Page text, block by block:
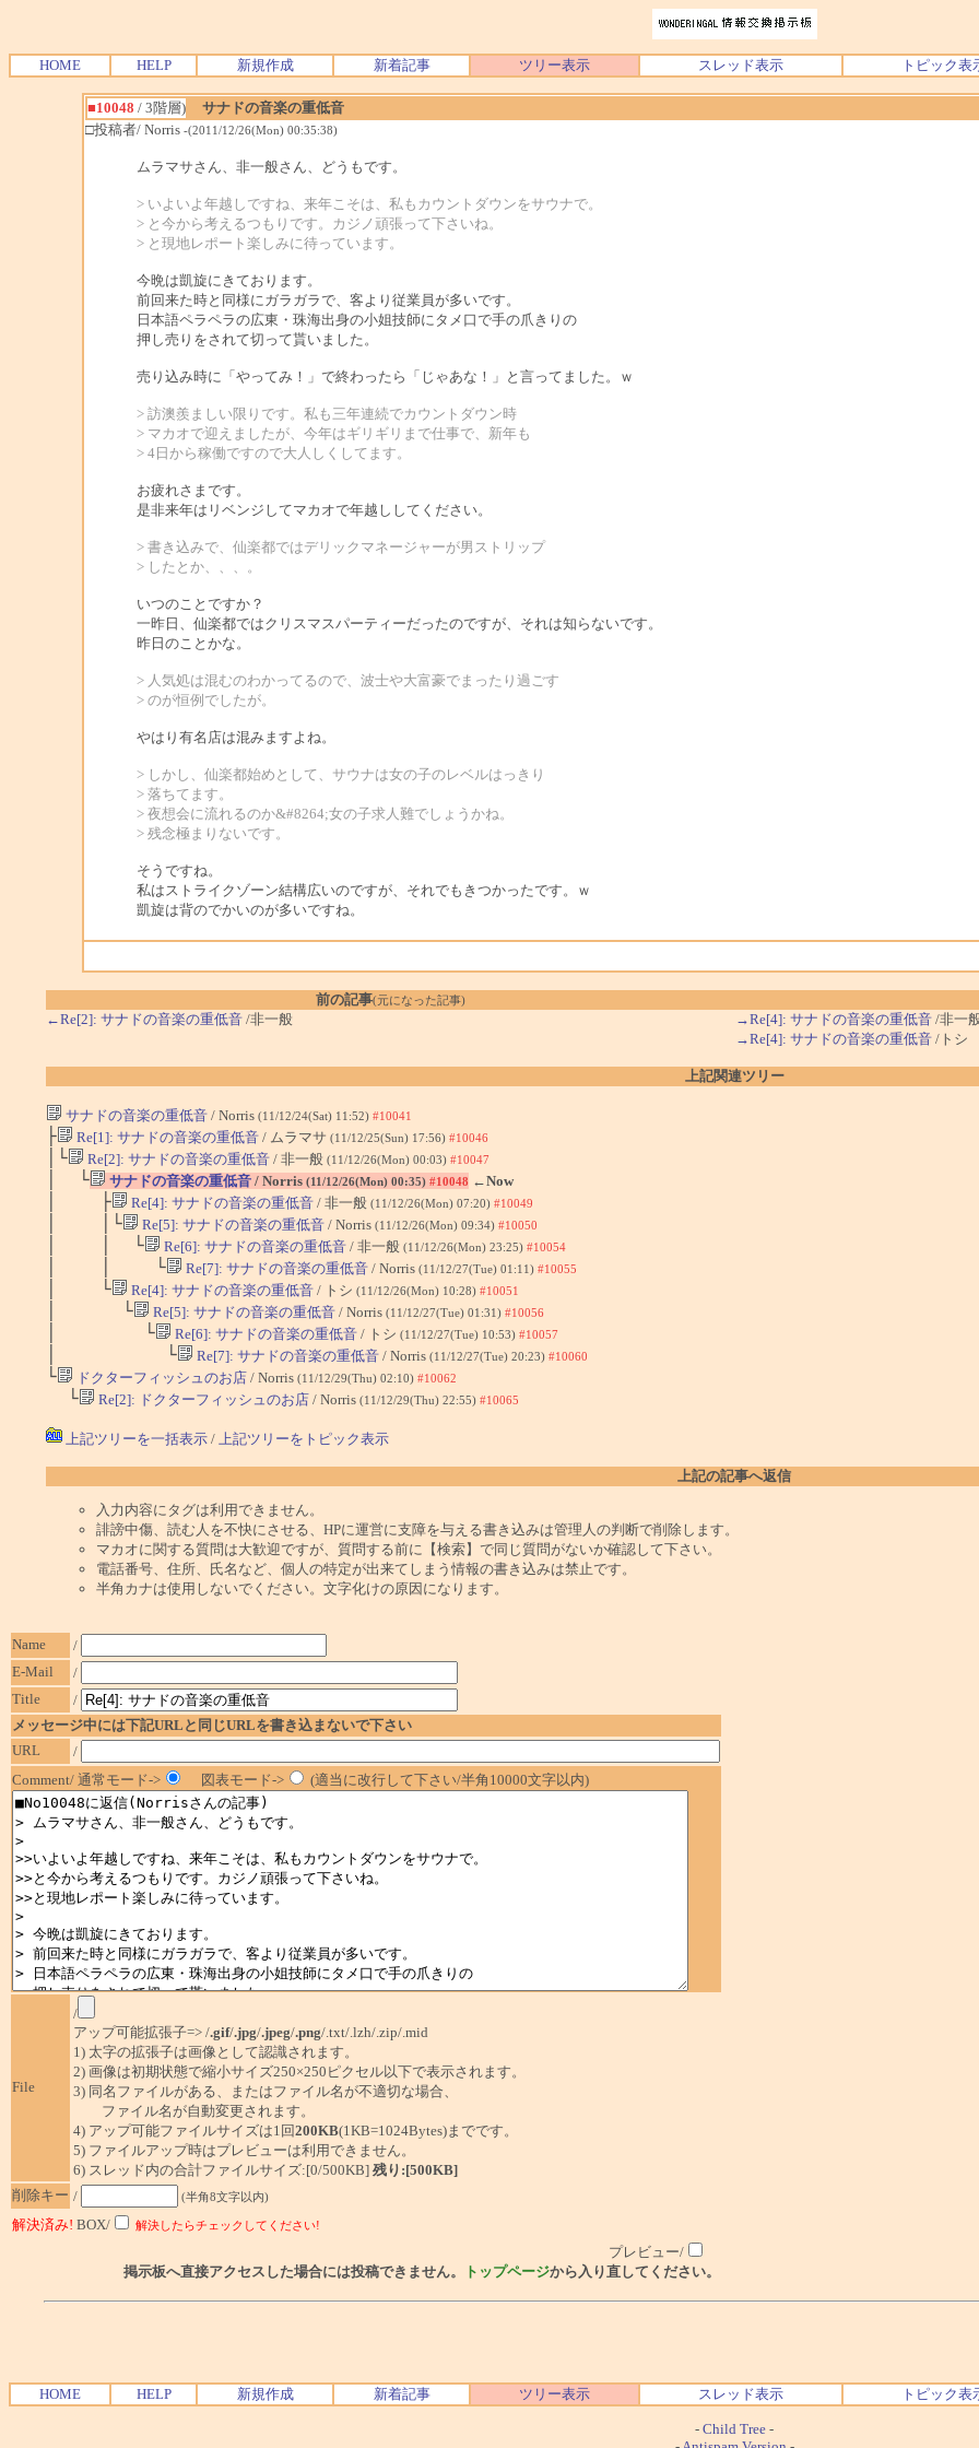
HOME HELP 新規作成 新着記事 ツリー表示 スレッド表示 トピック表
■10048 / 3階層)
サナドの音楽の重低音
□投稿者/ Norris -(2011/12/26(Mon) 00:35:38)
ムラマサさん、非一般さん、どうもです。
> いよいよ年越しですね、来年こそは、私もカウントダウンをサウナで。
> と今から考えるつもりです。カジノ頑張って下さいね。
> と現地レポート楽しみに待っています。
今晩は凱旋にきております。
前回来た時と同様にガラガラで、客より従業員が多いです。
日本語ペラペラの広東・珠海出身の小姐技師にタメ口で手の爪きりの
押し売りをされて切って貰いました。
売り込み時に「やってみ！」で終わったら「じゃあな！」と言ってました。ｗ
> 訪澳羨ましい限りです。私も三年連続でカウントダウン時
> マカオで迎えましたが、今年はギリギリまで仕事で、新年も
> 4日から稼働ですので大人しくしてます。
お疲れさまです。
是非来年はリベンジしてマカオで年越ししてください。
> 書き込みで、仙楽都ではデリックマネージャーが男ストリップ
> したとか、、、。
いつのことですか？
一昨日、仙楽都ではクリスマスパーティーだったのですが、それは知らないです。
昨日のことかな。
> 人気処は混むのわかってるので、波士や大富豪でまったり過ごす
> のが恒例でしたが。
やはり有名店は混みますよね。
> しかし、仙楽都始めとして、サウナは女の子のレベルはっきり
> 落ちてます。
> 夜想会に流れるのか&#8264;女の子求人難でしょうかね。
> 残念極まりないです。
そうですね。
私はストライクゾーン結構広いのですが、それでもきつかったです。ｗ
凱旋は背のでかいのが多いですね。
前の記事(元になった記事)
←Re[2]: サナドの音楽の重低音/非一般 →Re[4]: サナドの音楽の重低音/非一
→Re[4]: サナドの音楽の重低音/トシ
上記関連ツリー
サナドの音楽の重低音/ Norris (11/12/24(Sat) 11:52) #10041
├ Re[1]: サナドの音楽の重低音/ ムラマサ (11/12/25(Sun) 17:56) #10046
│└ Re[2]: サナドの音楽の重低音/ 非一般 (11/12/26(Mon) 00:03) #10047
│ └ サナドの音楽の重低音/ Norris (11/12/26(Mon) 00:35) #10048 ←Now
│ ├ Re[4]: サナドの音楽の重低音/ 非一般 (11/12/26(Mon) 07:20) #10049
│ │└ Re[5]: サナドの音楽の重低音/ Norris (11/12/26(Mon) 09:34) #10050
│ │ └ Re[6]: サナドの音楽の重低音/ 非一般 (11/12/26(Mon) 23:25) #10054
│ │ └ Re[7]: サナドの音楽の重低音/ Norris (11/12/27(Tue) 01:11) #10055
│ └ Re[4]: サナドの音楽の重低音/ トシ (11/12/26(Mon) 10:28) #10051
│ └ Re[5]: サナドの音楽の重低音/ Norris (11/12/27(Tue) 01:31) #10056
│ └ Re[6]: サナドの音楽の重低音/ トシ (11/12/27(Tue) 10:53) #10057
│ └ Re[7]: サナドの音楽の重低音/ Norris (11/12/27(Tue) 20:23) #10060
└ ドクターフィッシュのお店/ Norris (11/12/29(Thu) 02:10) #10062
└ Re[2]: ドクターフィッシュのお店/ Norris (11/12/29(Thu) 22:55) #10065
上記ツリーを一括表示/ 上記ツリーをトピック表示
上記の記事へ返信
入力内容にタグは利用できません。
誹謗中傷、読む人を不快にさせる、HPに運営に支障を与える書き込みは管理人の判断で削除します。
マカオに関する質問は大歓迎ですが、質問する前に【検索】で同じ質問がないか確認して下さい。
電話番号、住所、氏名など、個人の特定が出来てしまう情報の書き込みは禁止です。
半角カナは使用しないでください。文字化けの原因になります。
Name
/
E-Mail
/
Title
/
メッセージ中には下記URLと同じURLを書き込まないで下さい
URL
/
Comment/ 通常モード->
図表モード-> (適当に改行して下さい/半角10000文字以内)
File
/
アップ可能拡張子=> /.gif/.jpg/.jpeg/.png/.txt/.lzh/.zip/.mid
1) 太字の拡張子は画像として認識されます。
2) 画像は初期状態で縮小サイズ250×250ピクセル以下で表示されます。
3) 同名ファイルがある、またはファイル名が不適切な場合、
ファイル名が自動変更されます。
4) アップ可能ファイルサイズは1回200KB(1KB=1024Bytes)までです。
5) ファイルアップ時はプレビューは利用できません。
6) スレッド内の合計ファイルサイズ:[0/500KB] 残り:[500KB]
削除キー / (半角8文字以内)
解決済み! BOX/ 解決したらチェックしてください!
プレビュー/
掲示板へ直接アクセスした場合には投稿できません。
トップページから入り直してください。
HOME HELP 新規作成 新着記事 ツリー表示 スレッド表示 トピック表
- Child Tree -